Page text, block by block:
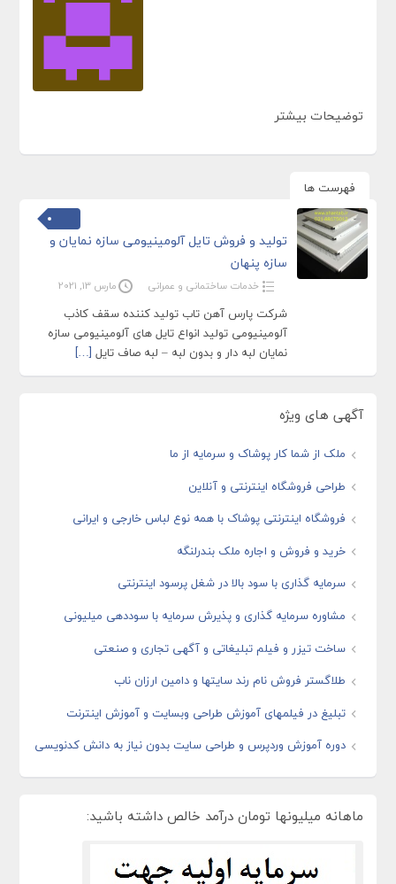
توضیحات بیشتر
فهرست ها
تولید و فروش تایل آلومینیومی سازه نمایان و
سازه پنهان
خدمات ساختمانی و عمرانی مارس 13, 2021
شرکت پارس آهن تاب تولید کننده سقف کاذب
آلومینیومی تولید انواع تایل های آلومینیومی سازه
نمایان لبه دار و بدون لبه – لبه صاف تایل […]
آگهی های ویژه
ملک از شما کار پوشاک و سرمایه از ما
طراحی فروشگاه اینترنتی و آنلاین
فروشگاه اینترنتی پوشاک با همه نوع لباس خارجی و ایرانی
خرید و فروش و اجاره ملک بندرلنگه
سرمایه گذاری با سود بالا در شغل پرسود اینترنتی
مشاوره سرمایه گذاری و پذیرش سرمایه با سوددهی میلیونی
ساخت تیزر و فیلم تبلیغاتی و آگهی تجاری و صنعتی
طلاگستر فروش نام رند سایتها و دامین ارزان ناب
تبلیغ در فیلمهای آموزش طراحی وبسایت و آموزش اینترنت
دوره آموزش وردپرس و طراحی سایت بدون نیاز به دانش کدنویسی
ماهانه میلیونها تومان درآمد خالص داشته باشید: